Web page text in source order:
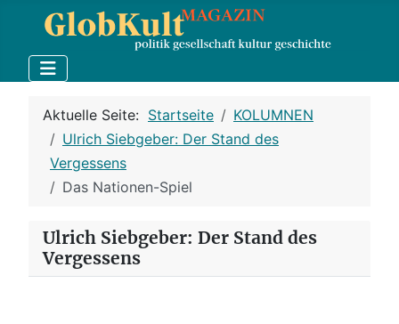
Aktuelle Seite: Startseite
KOLUMNEN
Ulrich Siebgeber: Der Stand des
Vergessens
Das Nationen-Spiel
Ulrich Siebgeber: Der Stand des
Vergessens